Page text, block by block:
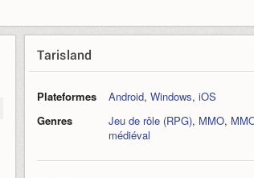
Tarisland
Plateformes Android, Windows, iOS
Genres
Jeu de rôle (RPG), MMO,
médiéval